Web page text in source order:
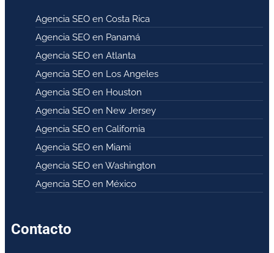
Agencia SEO en Costa Rica
Agencia SEO en Panamá
Agencia SEO en Atlanta
Agencia SEO en Los Angeles
Agencia SEO en Houston
Agencia SEO en New Jersey
Agencia SEO en California
Agencia SEO en Miami
Agencia SEO en Washington
Agencia SEO en México
Contacto